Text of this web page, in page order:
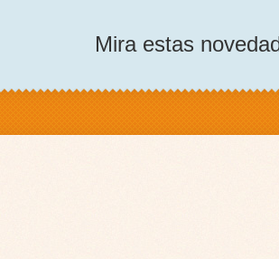
Mira estas